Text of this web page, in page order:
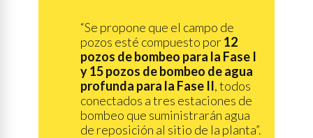
“Se propone que el campo de
pozos esté compuesto por12
pozos de bombeo para la Fase I
y 15 pozos de bombeo de agua
profunda para la Fase II, todos
conectados a tres estaciones de
bombeo que suministrarán agua
de reposición al sitio de la planta”.